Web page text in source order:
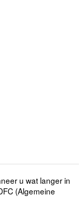
u wat langer in
(Algemeine